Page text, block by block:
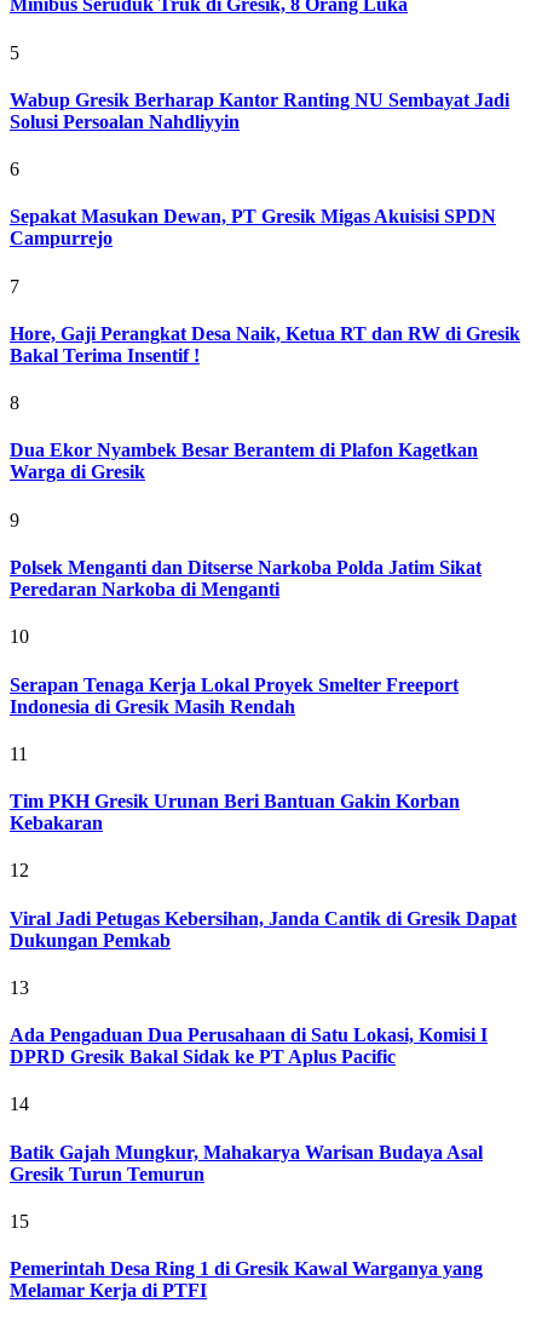
Minibus Seruduk Truk di Gresik, 8 Orang Luka
5
Wabup Gresik Berharap Kantor Ranting NU Sembayat Jadi
Solusi Persoalan Nahdliyyin
6
Sepakat Masukan Dewan, PT Gresik Migas Akuisisi SPDN
Campurrejo
7
Hore, Gaji Perangkat Desa Naik, Ketua RT dan RW di Gresik
Bakal Terima Insentif !
8
Dua Ekor Nyambek Besar Berantem di Plafon Kagetkan
Warga di Gresik
9
Polsek Menganti dan Ditserse Narkoba Polda Jatim Sikat
Peredaran Narkoba di Menganti
10
Serapan Tenaga Kerja Lokal Proyek Smelter Freeport
Indonesia di Gresik Masih Rendah
11
Tim PKH Gresik Urunan Beri Bantuan Gakin Korban
Kebakaran
12
Viral Jadi Petugas Kebersihan, Janda Cantik di Gresik Dapat
Dukungan Pemkab
13
Ada Pengaduan Dua Perusahaan di Satu Lokasi, Komisi I
DPRD Gresik Bakal Sidak ke PT Aplus Pacific
14
Batik Gajah Mungkur, Mahakarya Warisan Budaya Asal
Gresik Turun Temurun
15
Pemerintah Desa Ring 1 di Gresik Kawal Warganya yang
Melamar Kerja di PTFI